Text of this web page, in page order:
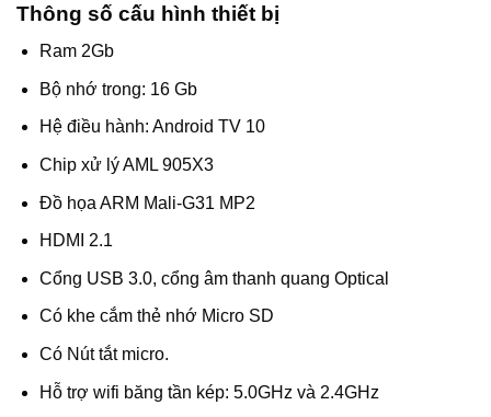
Thông số cấu hình thiết bị
Ram 2Gb
Bộ nhớ trong: 16 Gb
Hệ điều hành: Android TV 10
Chip xử lý AML 905X3
Đồ họa ARM Mali-G31 MP2
HDMI 2.1
Cổng USB 3.0, cổng âm thanh quang Optical
Có khe cắm thẻ nhớ Micro SD
Có Nút tắt micro.
Hỗ trợ wifi băng tần kép: 5.0GHz và 2.4GHz